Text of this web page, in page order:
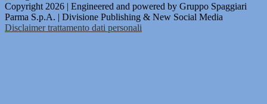
Copyright 2026 | Engineered and powered by Gruppo Spaggiari
Parma S.p.A. | Divisione Publishing & New Social Media
Disclaimer trattamento dati personali